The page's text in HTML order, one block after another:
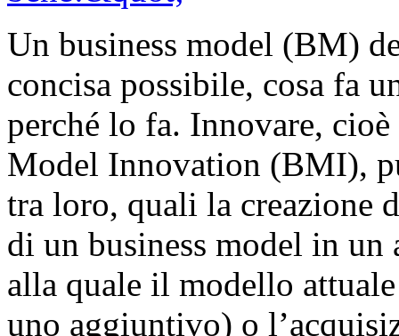
Un business model (BM)
concisa possibile, cosa fa
perché lo fa. Innovare,
Model Innovation (BMI),
tra loro, quali la creazione
di un business model in
alla quale il modello
uno aggiuntivo) o